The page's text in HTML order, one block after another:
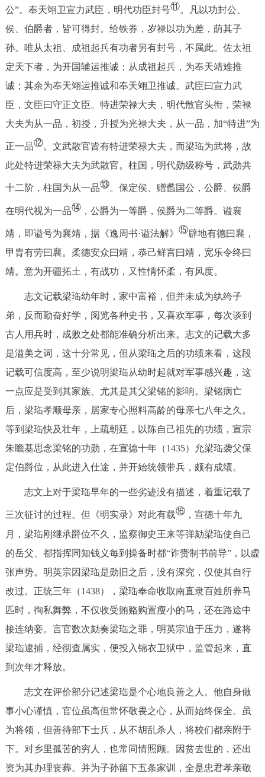
公”。奉天翊卫宣力武臣，明代功臣封号⑪。凡以功封公、
侯、伯爵者，皆可得封。给铁券，岁禄以功为差，荫其子
孙。唯从太祖、成祖起兵有功者另有封号，不属此。佐太祖
定天下者，为开国辅运推诚；从成祖起兵，为奉天靖难推
诚；其余为奉天翊运推诚和奉天翊卫推诚。武臣曰宣力武
臣，文臣曰守正文臣。特进荣禄大夫，明代散官头衔，荣禄
大夫为从一品，初授，升授为光禄大夫，从一品，加“特进”为
正一品⑫。文武散官皆有特进荣禄大夫，而梁珤为武将，故
此处特进荣禄大夫为武散官。柱国，明代勋级称号，武勋共
十二阶，柱国为从一品⑬。保定侯、赠蠡国公，公爵、侯爵
在明代视为一品⑭，公爵为一等爵，侯爵为二等爵。谥襄
靖，即谥号为襄靖，据《逸周书·谥法解》 ⑮辟地有德曰襄，
甲胄有劳曰襄。柔德安众曰靖，恭己鲜言曰靖，宽乐令终曰
靖。意为开疆拓土，有战功，又性情怀柔，有风度。
志文记载梁珤幼年时，家中富裕，但并未成为纨绔子
弟，反而勤奋好学，阅览各种史书，又喜欢军事，每次谈到
古人用兵时，成败之处都能准确分析出来。志文的记载大多
是溢美之词，这十分常见，但从梁珤之后的功绩来看，这段
记载可信度高，至少说明梁珤从幼时起就对军事感兴趣，这
一点应是受到其家族、尤其是其父梁铭的影响。梁铭病亡
后，梁珤孝顺母亲，居家专心照料高龄的母亲七八年之久。
等到梁珤快及壮年，上疏朝廷，以陈自己祖先的功绩，宣宗
朱瞻基思念梁铭的功勋，在宣德十年（1435）允梁珤袭父保
定伯爵位，从此进入仕途，并开始统领带兵，颇有成绩。
志文上对于梁珤早年的一些劣迹没有描述，着重记载了
三次征讨的过程。但《明实录》对此有载⑯，宣德十年九
月，梁珤刚继承爵位不久，监察御史王来等弹劾梁珤使自己
的岳父、都指挥同知钱义每到操备时都“诈赍制书前导”，以虚
张声势。明英宗因梁珤是勋旧之后，没有深究，仅使其自行
改过。正统三年（1438），梁珤奉命收取南直隶百姓所养马
匹时，徇私舞弊，不仅收受贿赂购置瘦小的马，还在路途中
接连纳妾。言官数次劾奏梁珤之罪，明英宗迫于压力，遂将
梁珤逮捕，经彻查属实，便投入锦衣卫狱中，监管起来，直
到次年才释放。
志文在评价部分记述梁珤是个心地良善之人。他自身做
事小心谨慎，官位虽高但常怀敬畏之心，从而始终保全。虽
为将领，但善待部下士兵，从不胡乱杀人，将校们都亲附于
下。对乡里孤苦的穷人，也常同情照顾。因贫去世的，还出
资为其办理丧葬。并为子孙留下五条家训，全是忠君孝亲敬